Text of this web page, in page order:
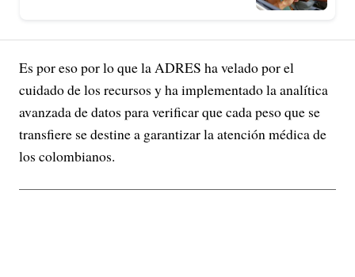
Es por eso por lo que la ADRES ha velado por el
cuidado de los recursos y ha implementado la analítica
avanzada de datos para verificar que cada peso que se
transfiere se destine a garantizar la atención médica de
los colombianos.